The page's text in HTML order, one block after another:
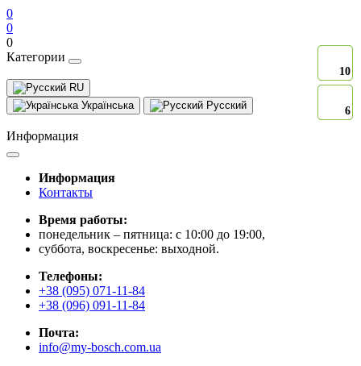
0
0
0
Категории
RU
Українська
Русский
Информация
Информация
Контакты
Время работы:
понедельник – пятница: с 10:00 до 19:00,
суббота, воскресенье: выходной.
Телефоны:
+38 (095) 071-11-84
+38 (096) 091-11-84
Почта:
info@my-bosch.com.ua
10
6
10
6
10
6